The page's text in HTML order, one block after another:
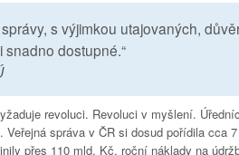
s výjimkou utajovaných,
dostupné.“
revoluci. Revoluci v myšlení.
správa v ČR si dosud pořídila cca
přes 110 mld. Kč, roční náklady na